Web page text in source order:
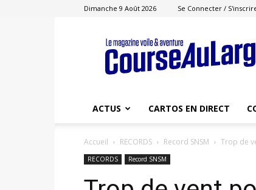
Dimanche 9 Août 2026 Se Connecter /
Course
au
Large
ACTUS CARTOS EN DIRECT
Accueil RECORDS Record SNSM Trop de
RECORDS Record SNSM